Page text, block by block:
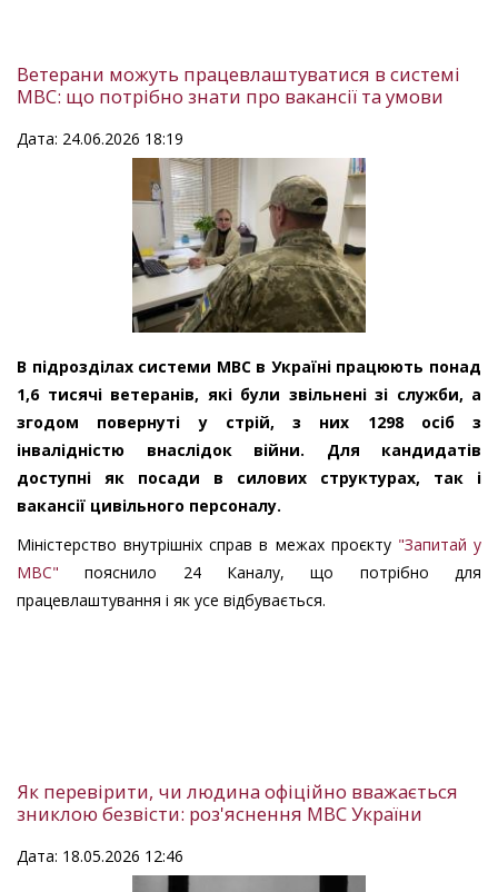
Ветерани можуть працевлаштуватися в системі
МВС: що потрібно знати про вакансії та умови
Дата: 24.06.2026 18:19
В підрозділах системи МВС в Україні працюють понад
1,6 тисячі ветеранів, які були звільнені зі служби, а
згодом повернуті у стрій, з них 1298 осіб з
інвалідністю внаслідок війни. Для кандидатів
доступні як посади в силових структурах, так і
вакансії цивільного персоналу.
Міністерство внутрішніх справ в межах проєкту "Запитай у
МВС" пояснило
24 Каналу, що потрібно для
працевлаштування і як усе відбувається.
Як перевірити, чи людина офіційно вважається
зниклою безвісти: роз'яснення МВС України
Дата: 18.05.2026 12:46